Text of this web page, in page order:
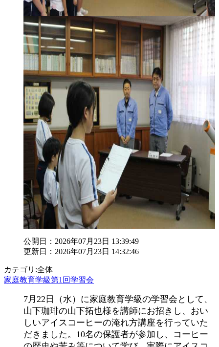
公開日：2026年07月23日 13:39:49
更新日：2026年07月23日 14:32:46
カテゴリ:全体
家庭教育学級第1回学習会
7月22日（水）に家庭教育学級の学習会として、
山下珈琲の山下拓也様を講師にお招きし、おい
しいアイスコーヒーの淹れ方講座を行っていた
だきました。10名の保護者が参加し、コーヒー